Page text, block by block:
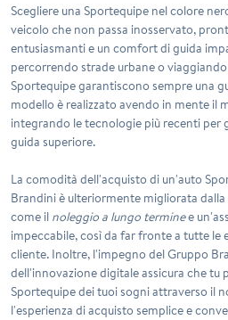
Scegliere una Sportequipe nel colore
veicolo che non passa inosservato,
entusiasmanti e un comfort di guida
percorrendo strade urbane o
Sportequipe garantiscono sempre una
modello è realizzato avendo in mente il
integrando le tecnologie più recenti per
guida superiore.
La comodità dell'acquisto di un'auto
Brandini è ulteriormente migliorata
come il noleggio a lungo terminee
impeccabile, così da far fronte a tutte le
cliente. Inoltre, l'impegno del Gruppo
dell'innovazione digitale assicura che
Sportequipe dei tuoi sogni attraverso il
l'esperienza di acquisto semplice e